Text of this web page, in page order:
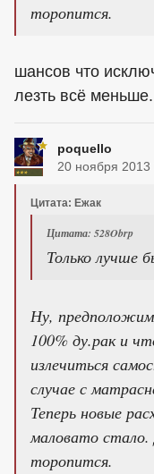
торопится.
шансов что
лезть всё меньше.
poquello
20 ноября 2013
Цитата: Ежак
Цитата: 528Obrp
Только лучше
Ну,
100% ду.рак и
излечиться
случае с
Теперь новые
маловато
торопится.